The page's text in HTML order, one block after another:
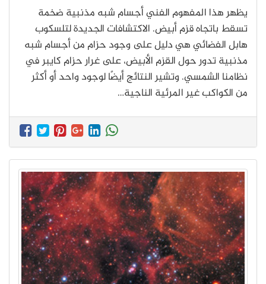
يظهر هذا المفهوم الفني أجسام شبه مذنبية ضخمة
تسقط باتجاه قزم أبيض. الاكتشافات الجديدة لتلسكوب
هابل الفضائي هي دليل على وجود حزام من أجسام شبه
مذنبية تدور حول القزم الأبيض، على غرار حزام كايبر في
نظامنا الشمسي. وتشير النتائج أيضًا لوجود واحد أو أكثر
من الكواكب غير المرئية الناجية…